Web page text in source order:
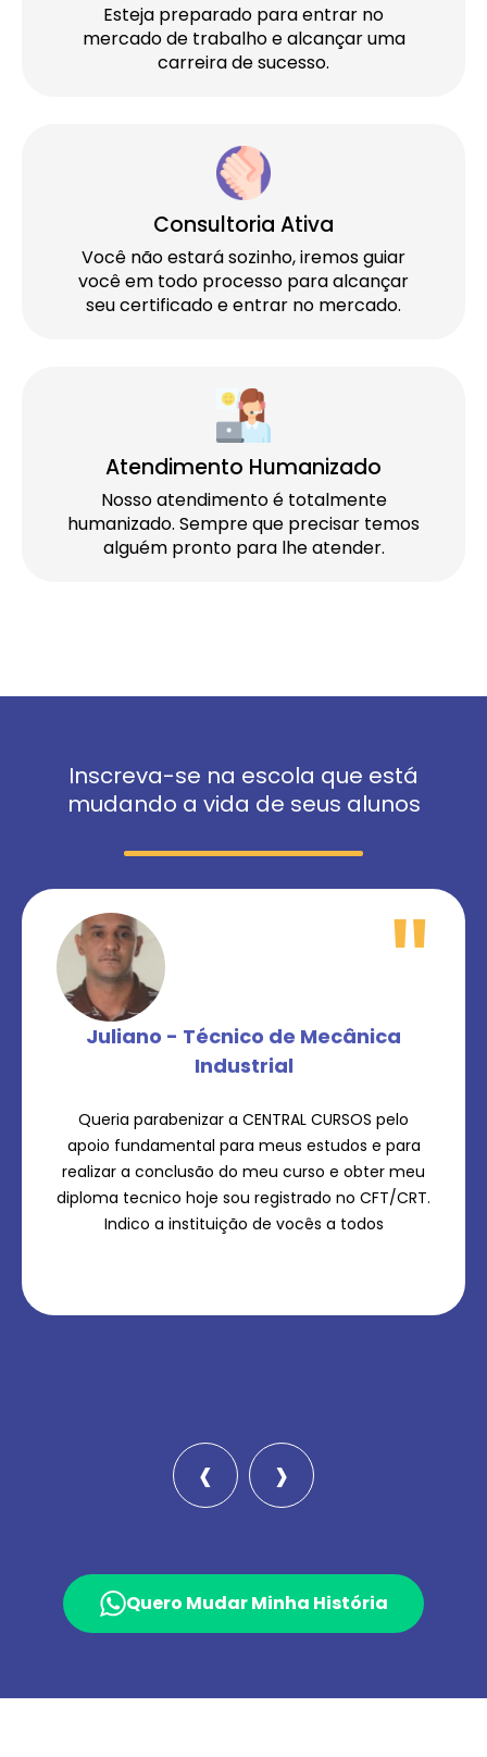
Esteja preparado para entrar no
mercado de trabalho e alcançar uma
carreira de sucesso.
Consultoria Ativa
Você não estará sozinho, iremos guiar
você em todo processo para alcançar
seu certificado e entrar no mercado.
Atendimento Humanizado
Nosso atendimento é totalmente
humanizado. Sempre que precisar temos
alguém pronto para lhe atender.
Inscreva-se na escola que está
mudando a vida de seus alunos
"
Juliano - Técnico de Mecânica
Industrial
Queria parabenizar a CENTRAL CURSOS pelo
apoio fundamental para meus estudos e para
realizar a conclusão do meu curso e obter meu
diploma tecnico hoje sou registrado no CFT/CRT.
Indico a instituição de vocês a todos
‹ ›
Quero Mudar Minha História